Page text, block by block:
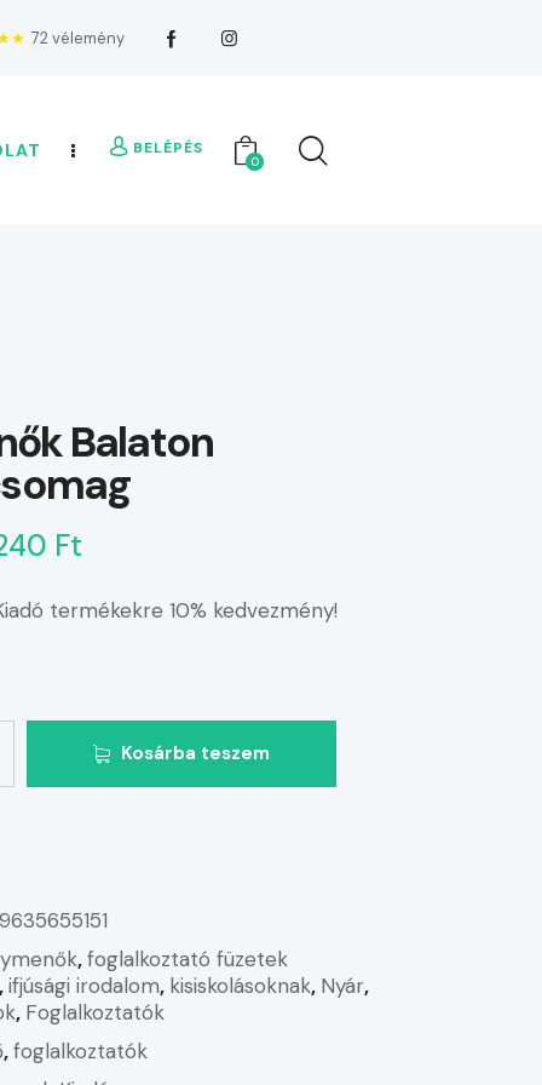
72 vélemény
BELÉPÉS
0
Balaton
Ft
termékekre 10% kedvezmény!
Kosárba teszem
,foglalkoztató füzetek
,ifjúsági irodalom, kisiskolásoknak, Nyár,
, Foglalkoztatók
,foglalkoztatók